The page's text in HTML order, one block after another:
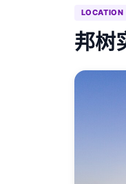
LOCATION
邦树